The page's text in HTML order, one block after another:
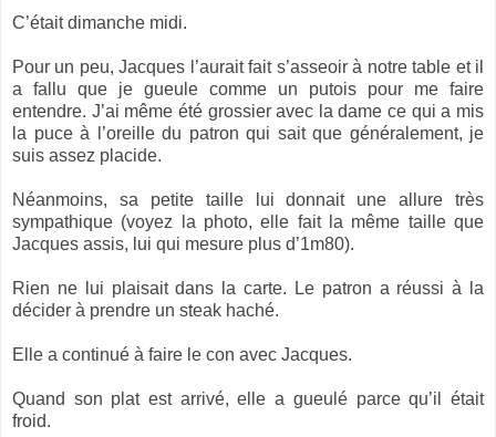
C’était dimanche midi.
Pour un peu, Jacques l’aurait fait s’asseoir à notre table et il
a fallu que je gueule comme un putois pour me faire
entendre. J’ai même été grossier avec la dame ce qui a mis
la puce à l’oreille du patron qui sait que généralement, je
suis assez placide.
Néanmoins, sa petite taille lui donnait une allure très
sympathique (voyez la photo, elle fait la même taille que
Jacques assis, lui qui mesure plus d’1m80).
Rien ne lui plaisait dans la carte. Le patron a réussi à la
décider à prendre un steak haché.
Elle a continué à faire le con avec Jacques.
Quand son plat est arrivé, elle a gueulé parce qu’il était
froid.